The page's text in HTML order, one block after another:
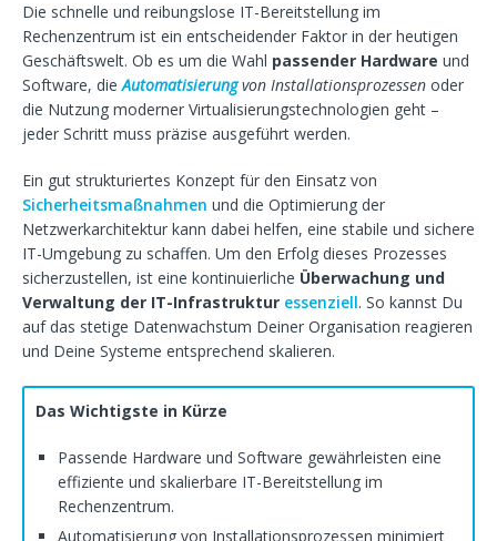
Die schnelle und reibungslose IT-Bereitstellung im
Rechenzentrum ist ein entscheidender Faktor in der heutigen
Geschäftswelt. Ob es um die Wahl passender Hardware und
Software, dieAutomatisierungvon Installationsprozessen oder
die Nutzung moderner Virtualisierungstechnologien geht –
jeder Schritt muss präzise ausgeführt werden.
Ein gut strukturiertes Konzept für den Einsatz von
Sicherheitsmaßnahmen und die Optimierung der
Netzwerkarchitektur kann dabei helfen, eine stabile und sichere
IT-Umgebung zu schaffen. Um den Erfolg dieses Prozesses
sicherzustellen, ist eine kontinuierliche Überwachung und
Verwaltung der IT-Infrastruktur essenziell. So kannst Du
auf das stetige Datenwachstum Deiner Organisation reagieren
und Deine Systeme entsprechend skalieren.
Das Wichtigste in Kürze
Passende Hardware und Software gewährleisten eine
effiziente und skalierbare IT-Bereitstellung im
Rechenzentrum.
Automatisierung von Installationsprozessen minimiert